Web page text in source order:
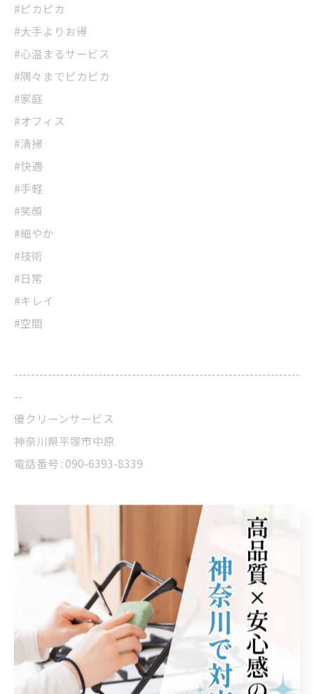
#ピカピカ
#大手よりお得
#心温まるサービス
#隅々までピカピカ
#家庭
#オフィス
#清掃
#快適
#手軽
#笑顔
#細やか
#技術
#日常
#キレイ
#空間
--------------------------------------------------------------------
--
優クリーンサービス
神奈川県平塚市中原
電話番号 : 090-6393-8339
--------------------------------------------------------------------
< 前のページ 一覧に戻る 次のページ >
カテゴリー Categories